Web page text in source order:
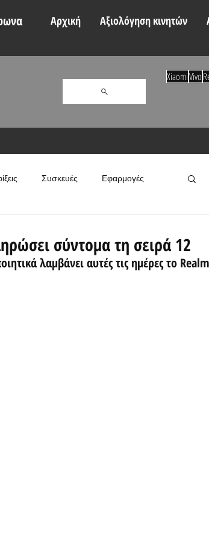
Αρχική Αξιολόγηση κινητών
Συσκευές Εφαρμογές
σύντομα τη σειρά 12
λαμβάνει αυτές τις ημέρες το
XiaomiVivo